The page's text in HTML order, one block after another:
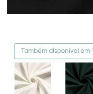
Também disponível em